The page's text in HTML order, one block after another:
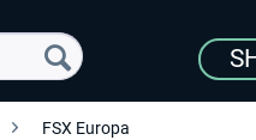
FSX Europa